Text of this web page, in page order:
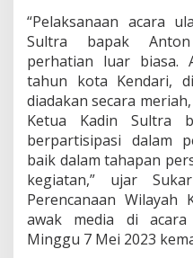
H
U
T
K
o
t
a
K
n
a
i
“Pelaksanaan acara
Sultra bapak
perhatian luar biasa.
tahun kota Kendari,
diadakan secara
Ketua Kadin Sultra
berpartisipasi dalam
baik dalam tahapan
kegiatan,” ujar
Perencanaan Wilayah
awak media di acara
Minggu 7 Mei 2023